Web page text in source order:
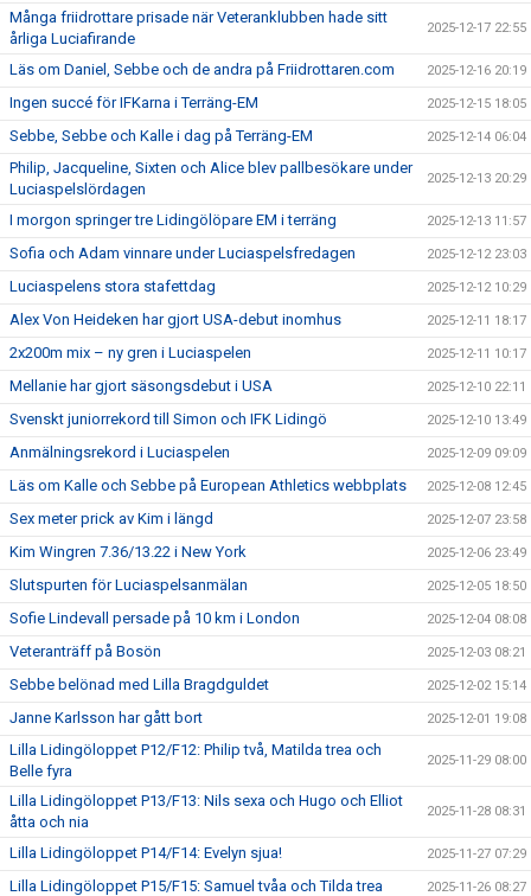
Många friidrottare prisade när Veteranklubben hade sitt
årliga Luciafirande
2025-12-17 22:55
Läs om Daniel, Sebbe och de andra på Friidrottaren.com 2025-12-16 20:19
Ingen succé för IFKarna i Terräng-EM 2025-12-15 18:05
Sebbe, Sebbe och Kalle i dag på Terräng-EM 2025-12-14 06:04
Philip, Jacqueline, Sixten och Alice blev pallbesökare under
Luciaspelslördagen
2025-12-13 20:29
I morgon springer tre Lidingölöpare EM i terräng 2025-12-13 11:57
Sofia och Adam vinnare under Luciaspelsfredagen 2025-12-12 23:03
Luciaspelens stora stafettdag 2025-12-12 10:29
Alex Von Heideken har gjort USA-debut inomhus 2025-12-11 18:17
2x200m mix – ny gren i Luciaspelen 2025-12-11 10:17
Mellanie har gjort säsongsdebut i USA 2025-12-10 22:11
Svenskt juniorrekord till Simon och IFK Lidingö 2025-12-10 13:49
Anmälningsrekord i Luciaspelen 2025-12-09 09:09
Läs om Kalle och Sebbe på European Athletics webbplats 2025-12-08 12:45
Sex meter prick av Kim i längd 2025-12-07 23:58
Kim Wingren 7.36/13.22 i New York 2025-12-06 23:49
Slutspurten för Luciaspelsanmälan 2025-12-05 18:50
Sofie Lindevall persade på 10 km i London 2025-12-04 08:08
Veteranträff på Bosön 2025-12-03 08:21
Sebbe belönad med Lilla Bragdguldet 2025-12-02 15:14
Janne Karlsson har gått bort 2025-12-01 19:08
Lilla Lidingöloppet P12/F12: Philip två, Matilda trea och
Belle fyra
2025-11-29 08:00
Lilla Lidingöloppet P13/F13: Nils sexa och Hugo och Elliot
åtta och nia
2025-11-28 08:31
Lilla Lidingöloppet P14/F14: Evelyn sjua! 2025-11-27 07:29
Lilla Lidingöloppet P15/F15: Samuel tvåa och Tilda trea 2025-11-26 08:27